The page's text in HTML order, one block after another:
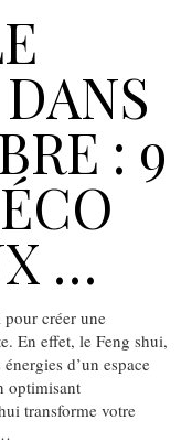
: 9
…
pour créer une
En effet, le Feng shui,
d’un espace
optimisant
transforme votre